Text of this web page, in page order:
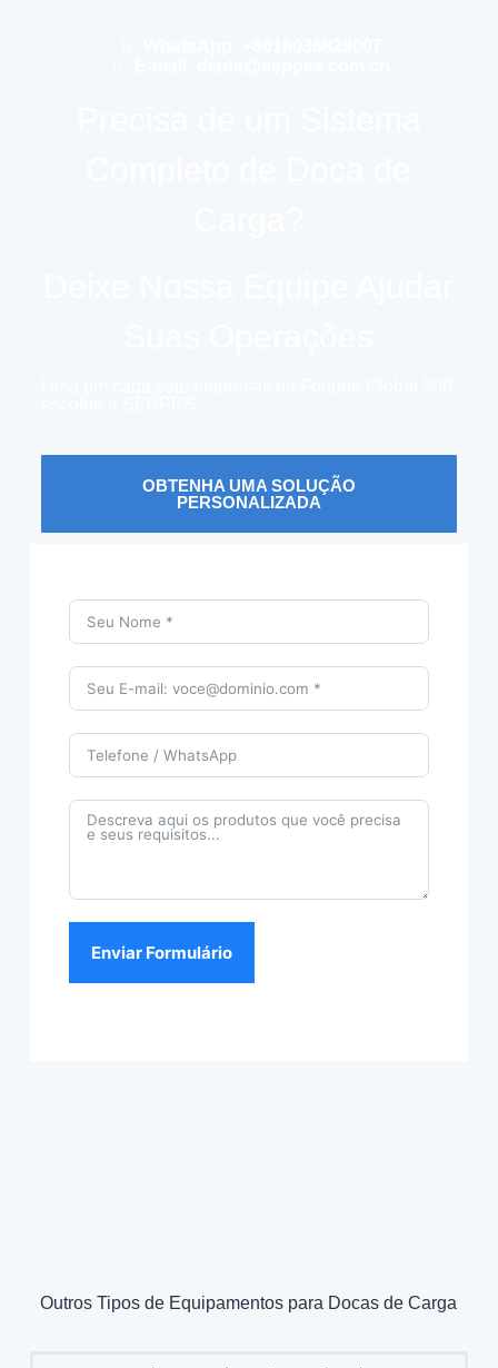
OBTENHA UMA SOLUÇÃO
PERSONALIZADA
Enviar Formulário
Outros Tipos de Equipamentos para Docas de Carga